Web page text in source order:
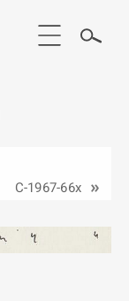
C-1967-66x